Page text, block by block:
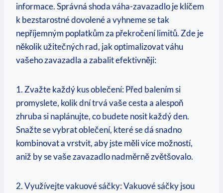
informace. Správná shoda váha-zavazadlo je klíčem
k bezstarostné dovolené a vyhneme se tak
nepříjemným poplatkům za překročení limitů. Zde je
několik užitečných rad, jak optimalizovat váhu
vašeho zavazadla a zabalit efektivněji:
1. Zvažte každý kus oblečení: Před balením si
promyslete, kolik dní trvá vaše cesta a alespoň
zhruba si naplánujte, co budete nosit každý den.
Snažte se vybrat oblečení, které se dá snadno
kombinovat a vrstvit, aby jste měli více možností,
aniž by se vaše zavazadlo nadměrně zvětšovalo.
2. Využívejte vakuové sáčky: Vakuové sáčky jsou